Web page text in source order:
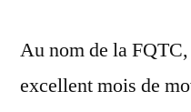
Au nom de la
excellent mois de